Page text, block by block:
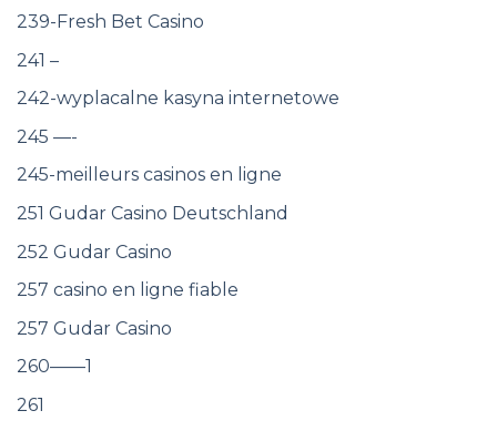
239-Fresh Bet Casino
241 –
242-wyplacalne kasyna internetowe
245 —-
245-meilleurs casinos en ligne
251 Gudar Casino Deutschland
252 Gudar Casino
257 casino en ligne fiable
257 Gudar Casino
260——1
261